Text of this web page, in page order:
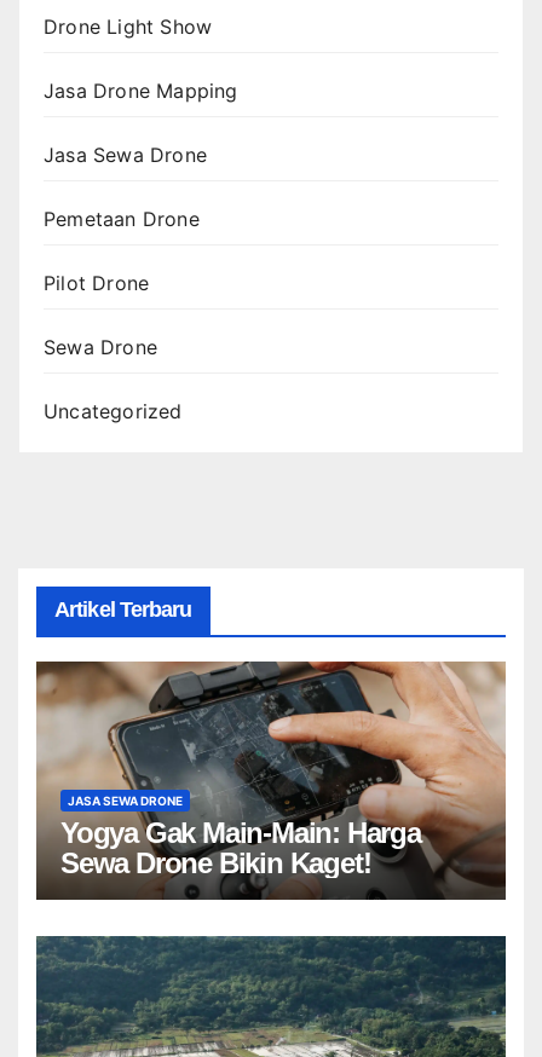
Drone Light Show
Jasa Drone Mapping
Jasa Sewa Drone
Pemetaan Drone
Pilot Drone
Sewa Drone
Uncategorized
Artikel Terbaru
JASA SEWA DRONE
Yogya Gak Main-Main: Harga
Sewa Drone Bikin Kaget!